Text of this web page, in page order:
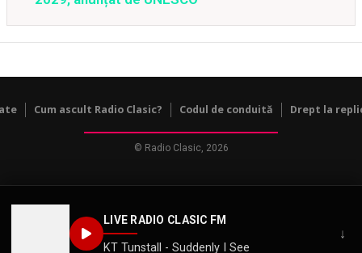
LIVE RADIO CLASIC FM
KT Tunstall - Suddenly I See
↓
Cum ascult Radio Clasic? Codul de conduită Drept la
© Radio Clasic, 2026